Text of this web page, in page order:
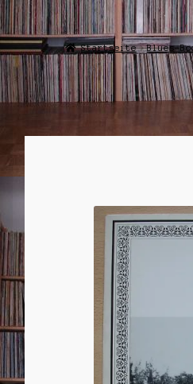
Startseite Blues-